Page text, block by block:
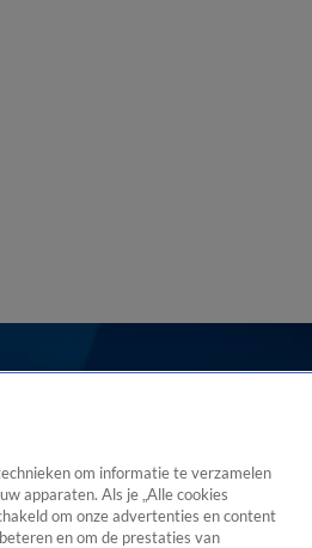
om informatie te verzamelen
apparaten. Als je „Alle cookies
om onze advertenties en content
en om de prestaties van